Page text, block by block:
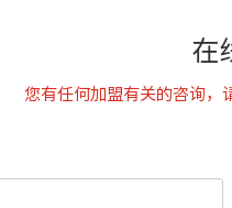
在
您有任何加盟有关的咨询，